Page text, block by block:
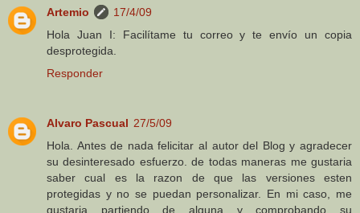
Artemio
17/4/09
Hola Juan I: Facilítame tu correo y te envío un copia
desprotegida.
Responder
Alvaro Pascual 27/5/09
Hola. Antes de nada felicitar al autor del Blog y agradecer
su desinteresado esfuerzo. de todas maneras me gustaria
saber cual es la razon de que las versiones esten
protegidas y no se puedan personalizar. En mi caso, me
gustaria partiendo de alguna y comprobando su